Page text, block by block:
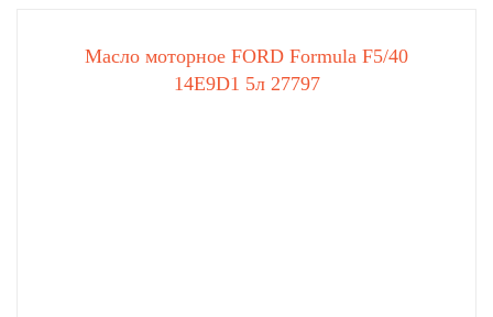
Масло моторное FORD Formula F5/40
14E9D1 5л 27797